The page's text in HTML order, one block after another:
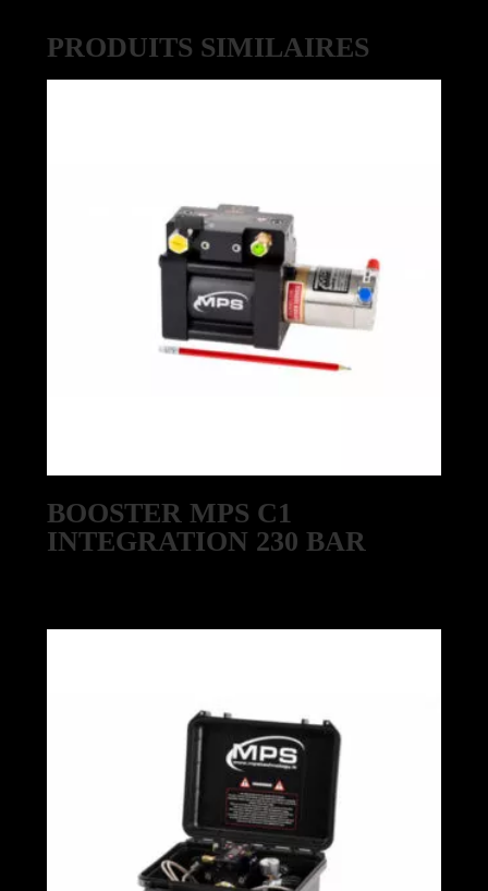
PRODUITS SIMILAIRES
BOOSTER MPS C1
INTEGRATION 230 BAR